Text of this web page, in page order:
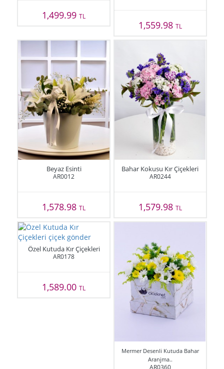
1,499.99TL
1,559.98 TL
Beyaz Esinti
AR0012
1,578.98TL
Bahar Kokusu Kır Çiçekleri
AR0244
1,579.98 TL
Özel Kutuda Kır Çiçekleri
AR0178
1,589.00TL
Mermer Desenli Kutuda Bahar
Aranjma..